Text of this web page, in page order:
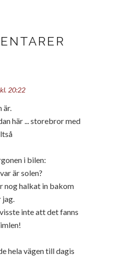
20:22
är.
här ... storebror med
i bilen:
är solen?
nog halkat in bakom
inte att det fanns
hela vägen till dagis